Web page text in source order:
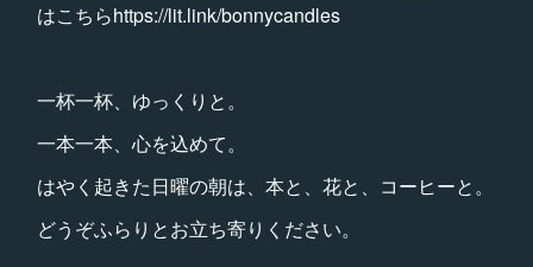
はこちらhttps://lit.link/bonnycandles
一杯一杯、ゆっくりと。
一本一本、心を込めて。
はやく起きた日曜の朝は、本と、花と、コーヒーと。
どうぞふらりとお立ち寄りください。